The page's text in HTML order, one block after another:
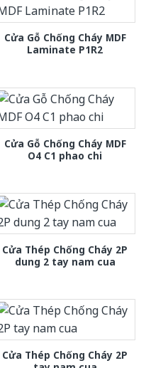
Cửa Gỗ Chống Cháy MDF
Laminate P1R2
Cửa Gỗ Chống Cháy MDF
O4 C1 phao chi
Cửa Thép Chống Cháy 2P
dung 2 tay nam cua
Cửa Thép Chống Cháy 2P